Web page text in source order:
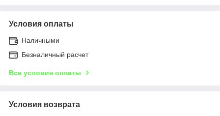
Условия оплаты
Наличными
Безналичный расчет
Все условия оплаты
Условия возврата